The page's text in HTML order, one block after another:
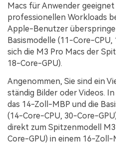
Macs für Anwender
professionellen Workloads
Apple-Benutzer
Basismodelle (11-Core-
sich die M3 Pro Macs der
18-Core-GPU).
Angenommen, Sie sind ein
ständig Bilder oder Videos.
das 14-Zoll-MBP und die
(14-Core-CPU, 30-Core-
direkt zum Spitzenmodell
Core-GPU) in einem 16-